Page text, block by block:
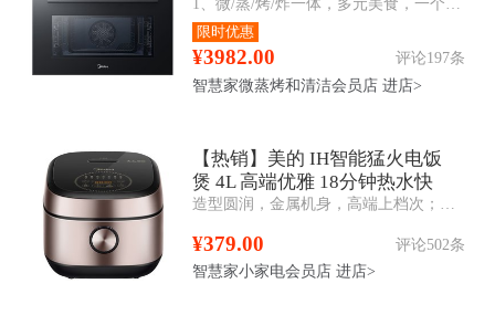
55L
限时优惠
¥3982.00
评论197条
智慧家微蒸烤和清洁会员店 进店>
【热销】美的 IH智能猛火电饭
煲 4L 高端优雅 18分钟热水快
煮 智能预约 MB-FB40P501
¥379.00
评论502条
智慧家小家电会员店 进店>